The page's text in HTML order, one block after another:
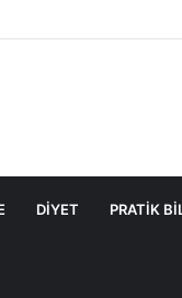
Çözüm Yöntemleri
DIYET PRATIK